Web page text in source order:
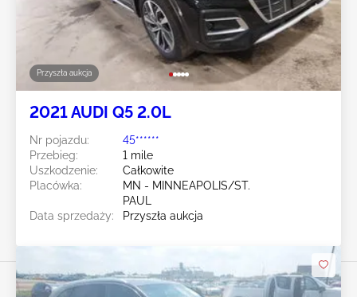
Przyszła aukcja
2021 AUDI Q5 2.0L
Nr pojazdu:
45******
Przebieg:
1 mile
Uszkodzenie:
Całkowite
Placówka:
MN - MINNEAPOLIS/ST.
PAUL
Data sprzedaży:
Przyszła aukcja